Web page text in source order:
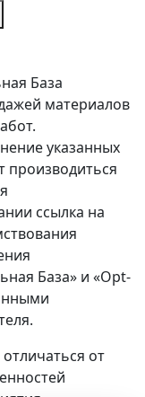
База
материалов
указанных
ссылка на
База» и «Opt-
от